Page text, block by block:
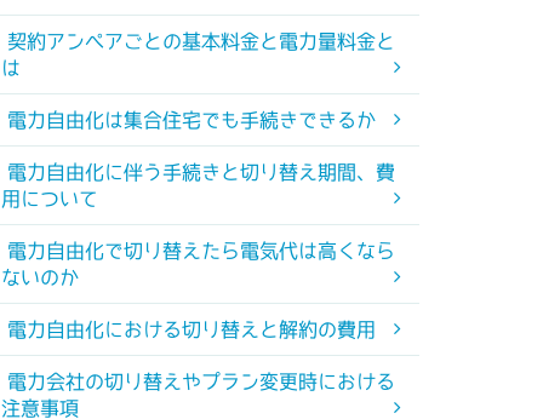
契約アンペアごとの基本料金と電力量料金と
は
電力自由化は集合住宅でも手続きできるか
電力自由化に伴う手続きと切り替え期間、費
用について
電力自由化で切り替えたら電気代は高くなら
ないのか
電力自由化における切り替えと解約の費用
電力会社の切り替えやプラン変更時における
注意事項